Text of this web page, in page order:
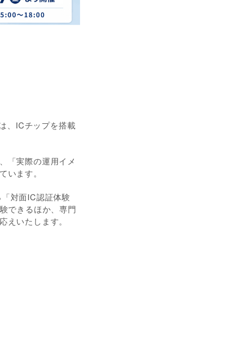
、ICチップを搭載
「実際の運用イメ
ます。
対面IC認証体験
できるほか、専門
いたします。